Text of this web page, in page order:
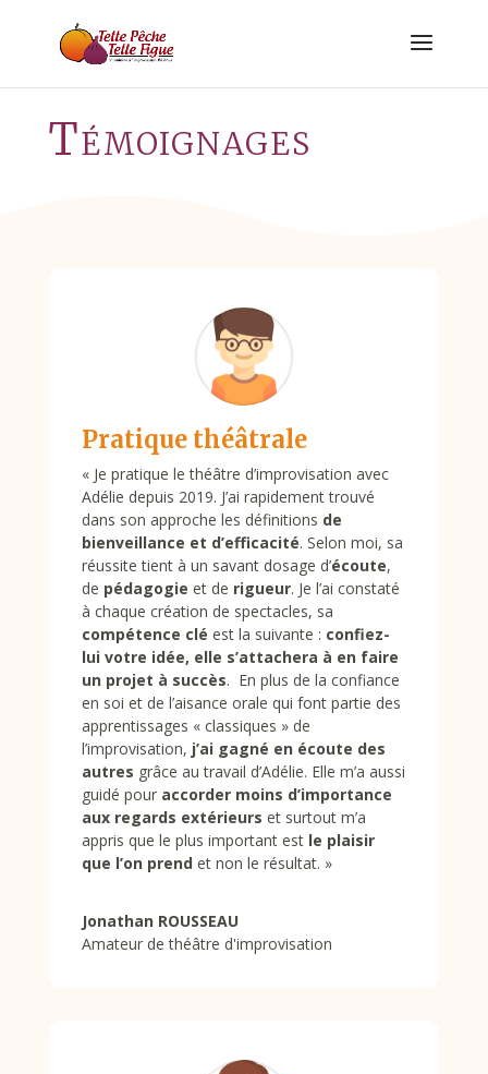
Témoignages
Pratique théâtrale
« Je pratique le théâtre d’improvisation avec
Adélie depuis 2019. J’ai rapidement trouvé
dans son approche les définitions de
bienveillance et d’efficacité. Selon moi, sa
réussite tient à un savant dosage d’écoute,
de pédagogie et de rigueur. Je l’ai constaté
à chaque création de spectacles, sa
compétence clé est la suivante : confiez-
lui votre idée, elle s’attachera à en faire
un projet à succès. En plus de la confiance
en soi et de l’aisance orale qui font partie des
apprentissages « classiques » de
l’improvisation, j’ai gagné en écoute des
autres grâce au travail d’Adélie. Elle m’a aussi
guidé pour accorder moins d’importance
aux regards extérieurs et surtout m’a
appris que le plus important est le plaisir
que l’on prendet non le résultat. »
Jonathan ROUSSEAU
Amateur de théâtre d'improvisation